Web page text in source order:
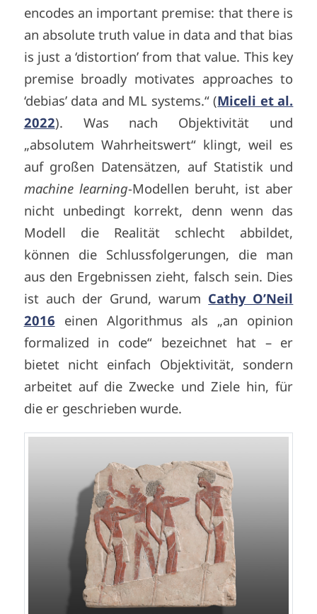
encodes an important premise: that there is
an absolute truth value in data and that bias
is just a ‘distortion’ from that value. This key
premise broadly motivates approaches to
‘debias’ data and ML systems.“ (Miceli et al.
2022). Was nach Objektivität und
„absolutem Wahrheitswert“ klingt, weil es
auf großen Datensätzen, auf Statistik und
machine learning-Modellen beruht, ist aber
nicht unbedingt korrekt, denn wenn das
Modell die Realität schlecht abbildet,
können die Schlussfolgerungen, die man
aus den Ergebnissen zieht, falsch sein. Dies
ist auch der Grund, warum Cathy O’Neil
2016 einen Algorithmus als „an opinion
formalized in code“ bezeichnet hat – er
bietet nicht einfach Objektivität, sondern
arbeitet auf die Zwecke und Ziele hin, für
die er geschrieben wurde.